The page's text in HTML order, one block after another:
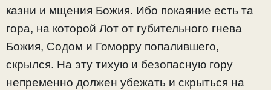
казни и мщения Божия. Ибо покаяние есть та
гора, на которой Лот от губительного гнева
Божия, Содом и Гоморру попалившего,
скрылся. На эту тихую и безопасную гору
непременно должен убежать и скрыться на